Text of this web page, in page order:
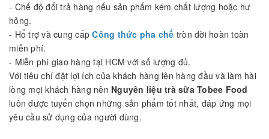
- Chế độ đổi trả hàng nếu sản phẩm kém chất lượng hoặc hư
hỏng.
- Hổ trợ và cung cấpCông thức pha chế tròn đời hoàn toàn
miễn phí.
- Miễn phí giao hàng tại HCM với số lượng đủ.
Với tiêu chí đặt lợi ích của khách hàng lên hàng đầu và làm hài
lòng mọi khách hàng nên Nguyên liệu trà sữa Tobee Food
luôn được tuyển chọn những sản phẩm tốt nhất, đáp ứng mọi
yêu cầu sử dụng của người dùng.